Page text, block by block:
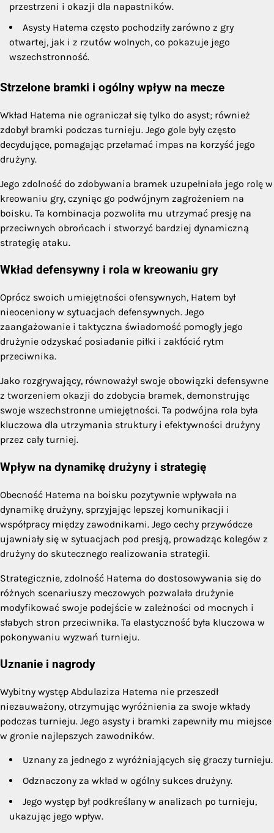
przestrzeni i okazji dla napastników.
Asysty Hatema często pochodziły zarówno z gry
otwartej, jak i z rzutów wolnych, co pokazuje jego
wszechstronność.
Strzelone bramki i ogólny wpływ na mecze
Wkład Hatema nie ograniczał się tylko do asyst; również
zdobył bramki podczas turnieju. Jego gole były często
decydujące, pomagając przełamać impas na korzyść jego
drużyny.
Jego zdolność do zdobywania bramek uzupełniała jego rolę w
kreowaniu gry, czyniąc go podwójnym zagrożeniem na
boisku. Ta kombinacja pozwoliła mu utrzymać presję na
przeciwnych obrońcach i stworzyć bardziej dynamiczną
strategię ataku.
Wkład defensywny i rola w kreowaniu gry
Oprócz swoich umiejętności ofensywnych, Hatem był
nieoceniony w sytuacjach defensywnych. Jego
zaangażowanie i taktyczna świadomość pomogły jego
drużynie odzyskać posiadanie piłki i zakłócić rytm
przeciwnika.
Jako rozgrywający, równoważył swoje obowiązki defensywne
z tworzeniem okazji do zdobycia bramek, demonstrując
swoje wszechstronne umiejętności. Ta podwójna rola była
kluczowa dla utrzymania struktury i efektywności drużyny
przez cały turniej.
Wpływ na dynamikę drużyny i strategię
Obecność Hatema na boisku pozytywnie wpływała na
dynamikę drużyny, sprzyjając lepszej komunikacji i
współpracy między zawodnikami. Jego cechy przywódcze
ujawniały się w sytuacjach pod presją, prowadząc kolegów z
drużyny do skutecznego realizowania strategii.
Strategicznie, zdolność Hatema do dostosowywania się do
różnych scenariuszy meczowych pozwalała drużynie
modyfikować swoje podejście w zależności od mocnych i
słabych stron przeciwnika. Ta elastyczność była kluczowa w
pokonywaniu wyzwań turnieju.
Uznanie i nagrody
Wybitny występ Abdulaziza Hatema nie przeszedł
niezauważony, otrzymując wyróżnienia za swoje wkłady
podczas turnieju. Jego asysty i bramki zapewniły mu miejsce
w gronie najlepszych zawodników.
Uznany za jednego z wyróżniających się graczy turnieju.
Odznaczony za wkład w ogólny sukces drużyny.
Jego występ był podkreślany w analizach po turnieju,
ukazując jego wpływ.